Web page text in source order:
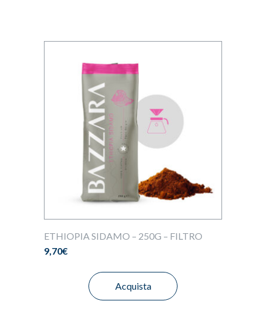
ETHIOPIA SIDAMO – 250G – FILTRO
9,70€
Acquista